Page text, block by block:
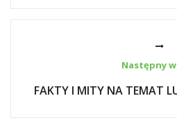
Następny
FAKTY I MITY NA TEMAT